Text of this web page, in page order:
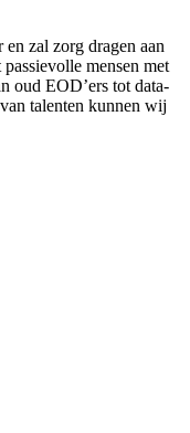
zal zorg dragen aan
mensen met
oud EOD’ers tot data-
talenten kunnen wij